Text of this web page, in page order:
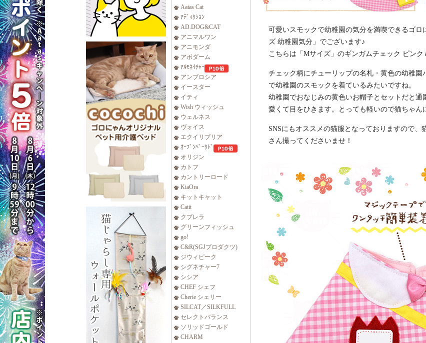
Aatas Cat
ｱﾃﾞｨｸｼｮﾝ
AD.DOG&CAT
アニマルワン
アニモンダ
アボダーム
ｱﾙﾓﾈｲﾁｬｰ
アンブロシア
イースター
イティ
Wish ウィッシュ
ウェルネス
ヴォイス
エクイリブリア
ｵｰﾌﾞﾝﾍﾞｰｸﾄﾞ
オリジン
カトフ
カントリーロード
KiaOra
キットキャット
Catit
クプレラ
グリーンフィッシュ
go!
C&R(SGJプロダクツ)
ジウィピーク
シグネチャー7
シシア
CHEF シェフ
Cherie シェリー
SILCAT／SILKFULL
セレクトバランス
ソリッドゴールド
CHARM
可愛いスモックで幼稚園の気分を満喫できるゴ
ズ 幼稚園気分」でございます♪
こちらは「Mサイズ」のギンガムチェック ピンク
チェック柄にチューリップの名札・黄色の幼稚
で幼稚園のスモックを着ているみたいですね。
幼稚園でおなじみの黄色いお帽子とセットだと
愛くて目をひきます。とっても軽いので猫ちゃん
SNSにもオススメの猫服となっておりますので、
さん撮ってくださいませ！